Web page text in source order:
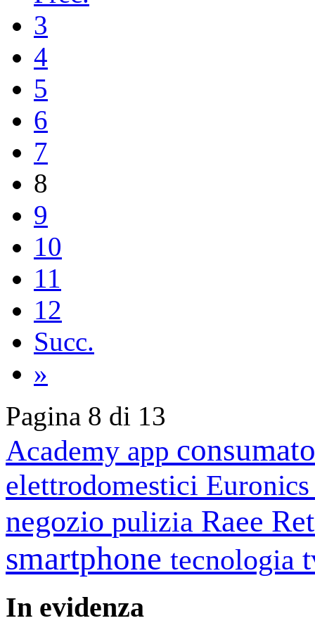
3
4
5
6
7
8
9
10
11
12
Succ.
»
Pagina 8 di 13
Academy app
elettrodomestici
negozio pulizia Raee
smartphone tecnologia
In evidenza